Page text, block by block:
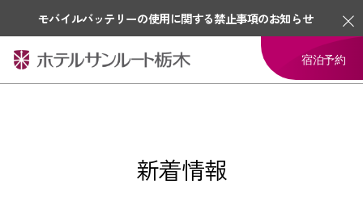
モバイルバッテリーの使用に関する禁止事項のお知らせ
宿泊予約
新着情報